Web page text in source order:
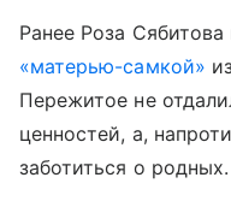
Ранее Роза Сябитова
«матерью-самкой»
Пережитое не
ценностей, а,
заботиться о родных.